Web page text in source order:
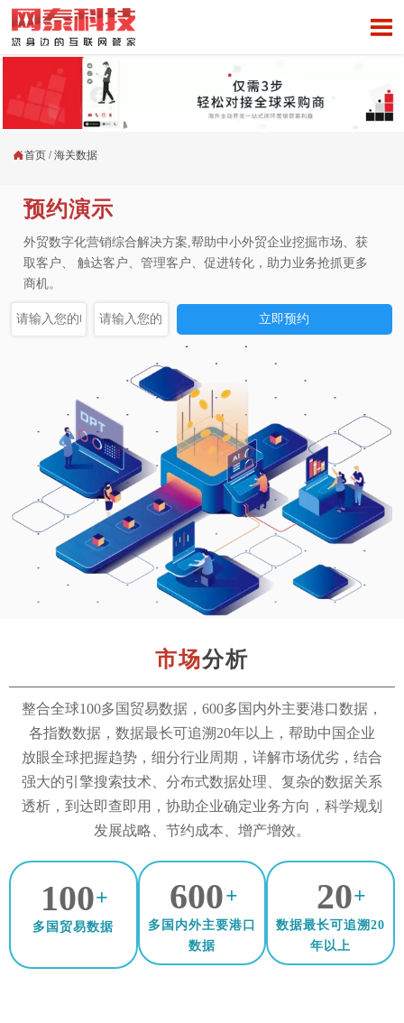

首页 /海关数据
预约演示
外贸数字化营销综合解决方案,帮助中小外贸企业挖掘市场、获
取客户、 触达客户、管理客户、促进转化，助力业务抢抓更多
商机。
立即预约
市场分析
整合全球100多国贸易数据，600多国内外主要港口数据，
各指数数据，数据最长可追溯20年以上，帮助中国企业
放眼全球把握趋势，细分行业周期，详解市场优劣，结合
强大的引擎搜索技术、分布式数据处理、复杂的数据关系
透析，到达即查即用，协助企业确定业务方向，科学规划
发展战略、节约成本、增产增效。
100+
多国贸易数据
600+
多国内外主要港口
数据
20+
数据最长可追溯20
年以上